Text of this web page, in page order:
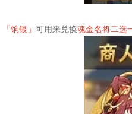
「饷银」 可用来兑换魂金名将二选